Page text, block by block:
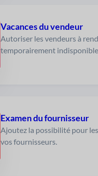
Vacances du vendeur
Autoriser les vendeurs à
temporairement
Examen du fournisseur
Ajoutez la possibilité pour
vos fournisseurs.